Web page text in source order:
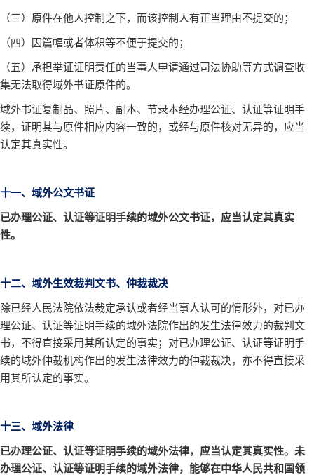
（三）原件在他人控制之下，而该控制人有正当理由不提交的；
（四）因篇幅或者体积等不便于提交的；
（五）承担举证证明责任的当事人申请通过司法协助等方式调查收
集无法取得域外书证原件的。
域外书证复制品、照片、副本、节录本经办理公证、认证等证明手
续，证明其与原件相应内容一致的，或经与原件核对无异的，应当
认定其真实性。
十一、域外公文书证
已办理公证、认证等证明手续的域外公文书证，应当认定其真实
性。
十二、域外生效裁判文书、仲裁裁决
除已经人民法院依法裁定承认或者经当事人认可的情形外，对已办
理公证、认证等证明手续的域外法院作出的发生法律效力的裁判文
书，不得直接采用其所认定的事实；对已办理公证、认证等证明手
续的域外仲裁机构作出的发生法律效力的仲裁裁决，亦不得直接采
用其所认定的事实。
十三、域外法律
已办理公证、认证等证明手续的域外法律，应当认定其真实性。未
办理公证、认证等证明手续的域外法律，能够在中华人民共和国领